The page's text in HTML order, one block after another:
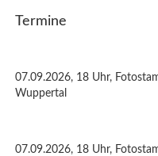
Termine
07.09.2026, 18 Uhr,
Wuppertal
07.09.2026, 18 Uhr,